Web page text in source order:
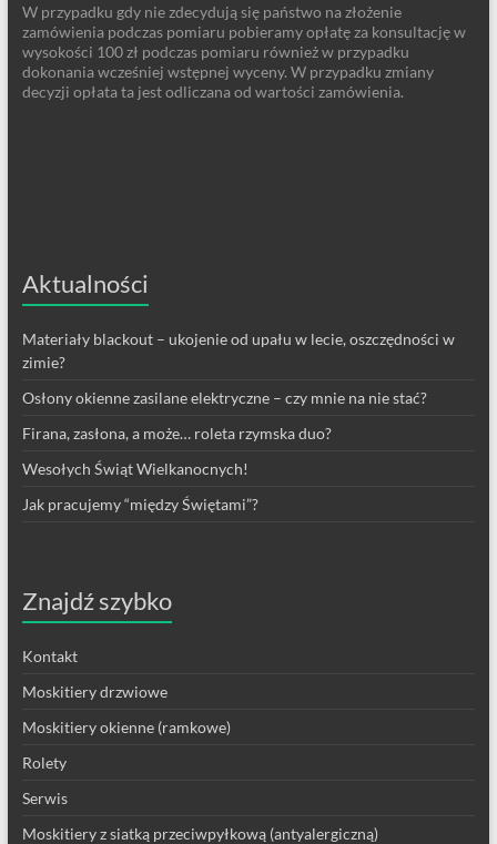
W przypadku gdy nie zdecydują się państwo na złożenie
zamówienia podczas pomiaru pobieramy opłatę za konsultację w
wysokości 100 zł podczas pomiaru również w przypadku
dokonania wcześniej wstępnej wyceny. W przypadku zmiany
decyzji opłata ta jest odliczana od wartości zamówienia.
Aktualności
Materiały blackout – ukojenie od upału w lecie, oszczędności w
zimie?
Osłony okienne zasilane elektryczne – czy mnie na nie stać?
Firana, zasłona, a może… roleta rzymska duo?
Wesołych Świąt Wielkanocnych!
Jak pracujemy “między Świętami”?
Znajdź szybko
Kontakt
Moskitiery drzwiowe
Moskitiery okienne (ramkowe)
Rolety
Serwis
Moskitiery z siatką przeciwpyłkową (antyalergiczną)